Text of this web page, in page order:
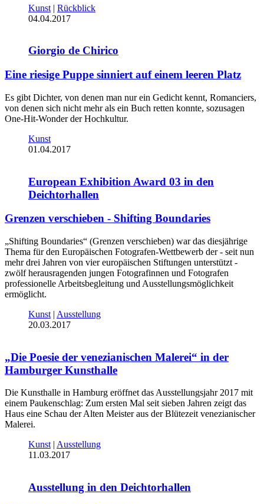
Kunst | Rückblick
04.04.2017
Giorgio de Chirico
Eine riesige Puppe sinniert auf einem leeren Platz
Es gibt Dichter, von denen man nur ein Gedicht kennt, Romanciers,
von denen sich nicht mehr als ein Buch retten konnte, sozusagen
One-Hit-Wonder der Hochkultur.
Kunst
01.04.2017
European Exhibition Award 03 in den
Deichtorhallen
Grenzen verschieben - Shifting Boundaries
„Shifting Boundaries“ (Grenzen verschieben) war das diesjährige
Thema für den Europäischen Fotografen-Wettbewerb der - seit nun
mehr drei Jahren von vier europäischen Stiftungen unterstützt -
zwölf herausragenden jungen Fotografinnen und Fotografen
professionelle Arbeitsbegleitung und Ausstellungsmöglichkeit
ermöglicht.
Kunst | Ausstellung
20.03.2017
„Die Poesie der venezianischen Malerei“ in der
Hamburger Kunsthalle
Die Kunsthalle in Hamburg eröffnet das Ausstellungsjahr 2017 mit
einem Paukenschlag: Zum ersten Mal seit sieben Jahren zeigt das
Haus eine Schau der Alten Meister aus der Blütezeit venezianischer
Malerei.
Kunst| Ausstellung
11.03.2017
Ausstellung in den Deichtorhallen